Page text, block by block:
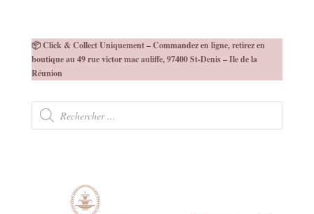
📦 Click & Collect Uniquement – Commandez en ligne, retirez en
boutique au 49 rue victor mac auliffe, 97400 St-Denis – Ile de la
Réunion
Recherche
produits